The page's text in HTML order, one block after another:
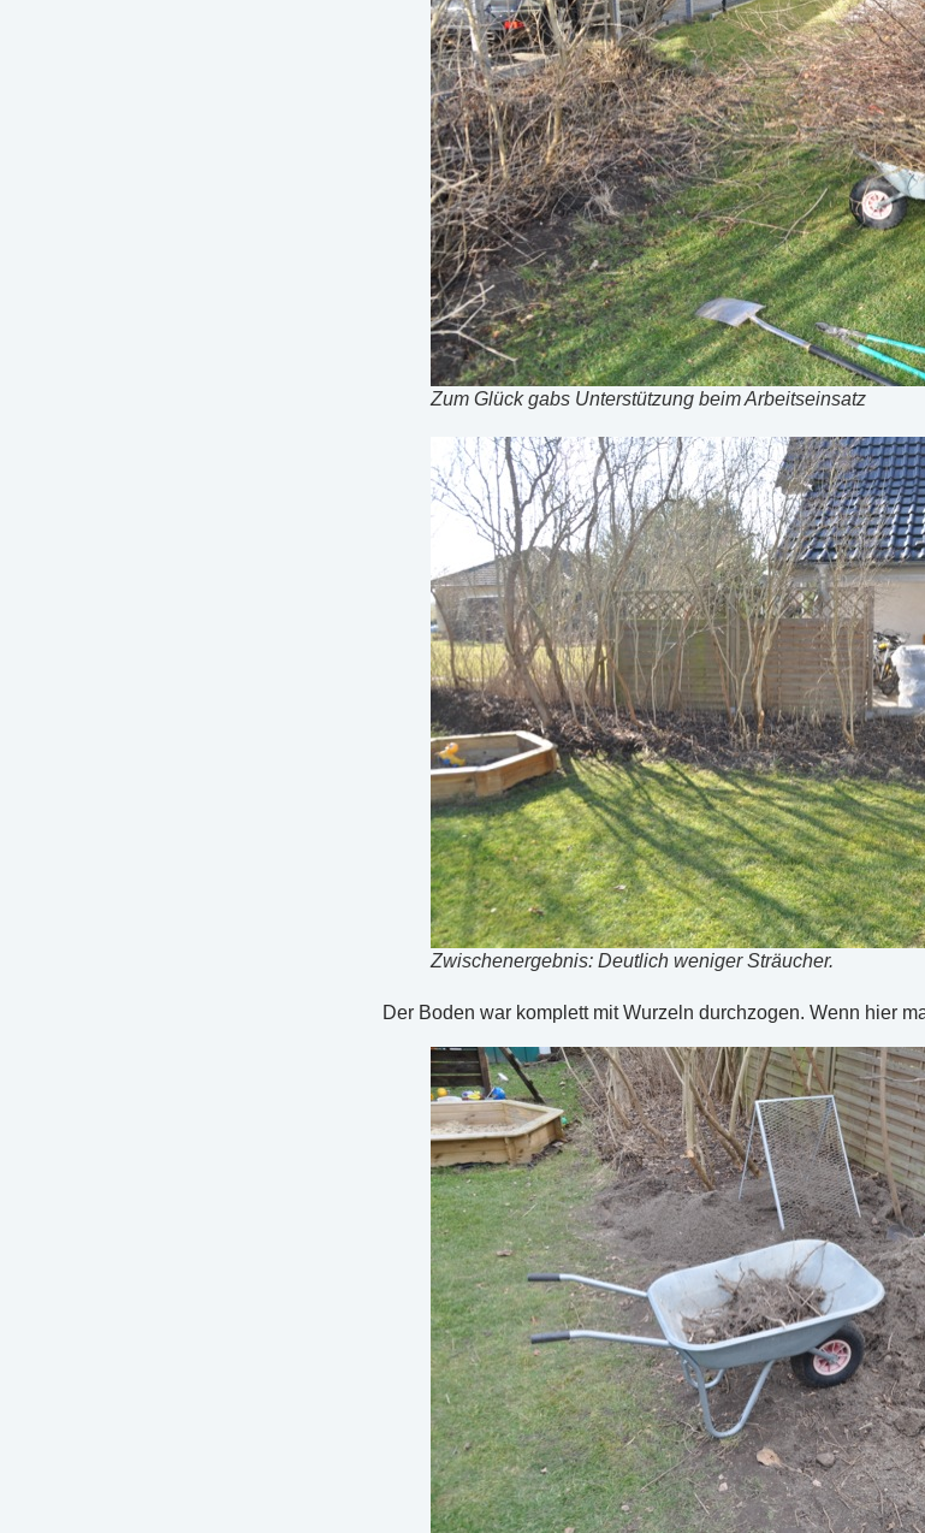
Zum Glück gabs Unterstützung beim Arbeitseinsatz
Zwischenergebnis: Deutlich weniger Sträucher.
Der Boden war komplett mit Wurzeln durchzogen. Wenn hier